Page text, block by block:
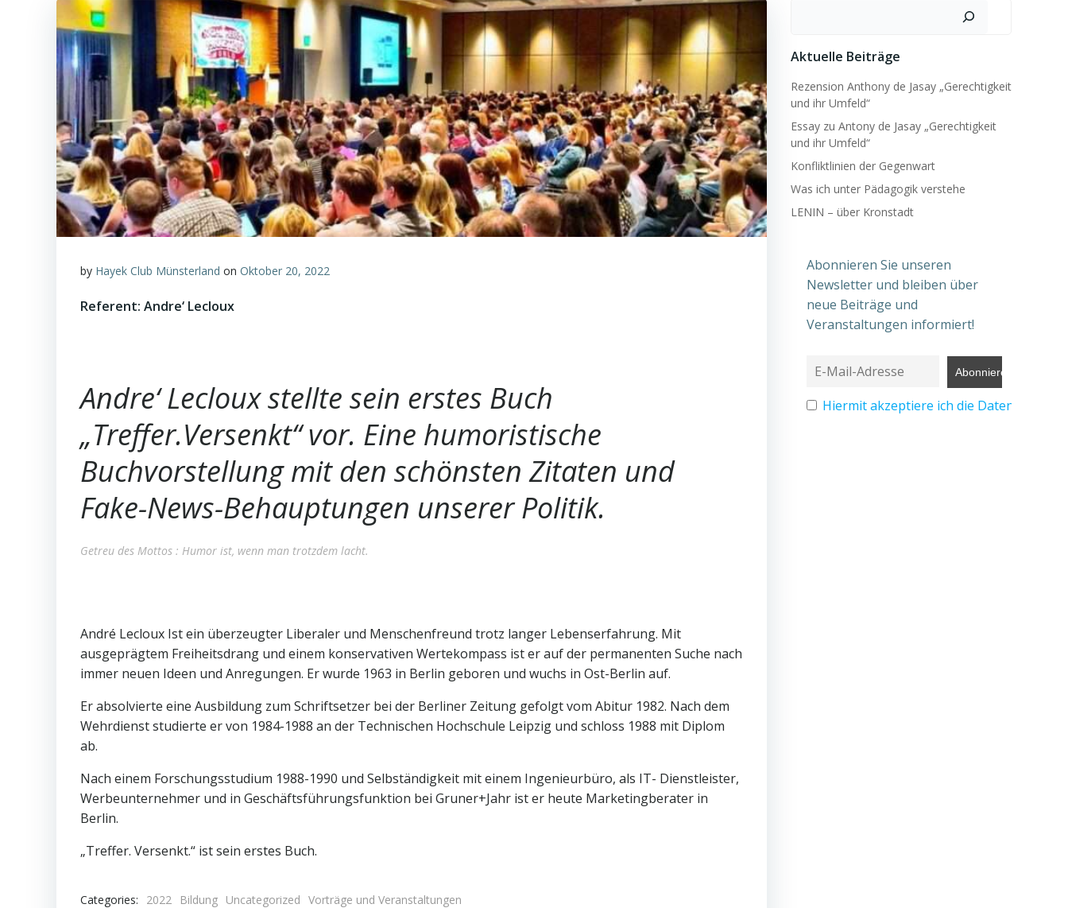
by Hayek Club Münsterland on Oktober 20, 2022
Referent: Andre‘ Lecloux
Andre‘ Lecloux stellte sein erstes Buch
„Treffer.Versenkt“ vor. Eine humoristische
Buchvorstellung mit den schönsten Zitaten und
Fake-News-Behauptungen unserer Politik.
Getreu des Mottos : Humor ist, wenn man trotzdem lacht.
André Lecloux Ist ein überzeugter Liberaler und Menschenfreund trotz langer Lebenserfahrung. Mit
ausgeprägtem Freiheitsdrang und einem konservativen Wertekompass ist er auf der permanenten Suche nach
immer neuen Ideen und Anregungen. Er wurde 1963 in Berlin geboren und wuchs in Ost-Berlin auf.
Er absolvierte eine Ausbildung zum Schriftsetzer bei der Berliner Zeitung gefolgt vom Abitur 1982. Nach dem
Wehrdienst studierte er von 1984-1988 an der Technischen Hochschule Leipzig und schloss 1988 mit Diplom
ab.
Nach einem Forschungsstudium 1988-1990 und Selbständigkeit mit einem Ingenieurbüro, als IT- Dienstleister,
Werbeunternehmer und in Geschäftsführungsfunktion bei Gruner+Jahr ist er heute Marketingberater in
Berlin.
„Treffer. Versenkt.“ ist sein erstes Buch.
Categories: 2022 Bildung Uncategorized Vorträge und Veranstaltungen
Aktuelle Beiträge
Rezension Anthony de Jasay „Gerechtigkeit
und ihr Umfeld“
Essay zu Antony de Jasay „Gerechtigkeit
und ihr Umfeld“
Konfliktlinien der Gegenwart
Was ich unter Pädagogik verstehe
LENIN – über Kronstadt
Abonnieren Sie unseren
Newsletter und bleiben über
neue Beiträge und
Veranstaltungen informiert!
Hiermit akzeptiere ich die